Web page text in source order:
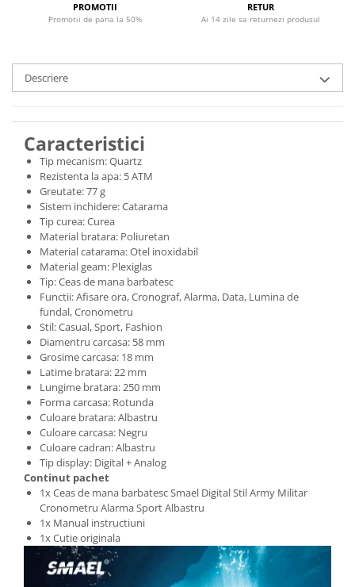
PROMOTII
Promotii de pana la 50%
RETUR
Ai 14 zile sa returnezi produsul
Descriere
Caracteristici
Tip mecanism: Quartz
Rezistenta la apa: 5 ATM
Greutate: 77 g
Sistem inchidere: Catarama
Tip curea: Curea
Material bratara: Poliuretan
Material catarama: Otel inoxidabil
Material geam: Plexiglas
Tip: Ceas de mana barbatesc
Functii: Afisare ora, Cronograf, Alarma, Data, Lumina de
fundal, Cronometru
Stil: Casual, Sport, Fashion
Diamentru carcasa: 58 mm
Grosime carcasa: 18 mm
Latime bratara: 22 mm
Lungime bratara: 250 mm
Forma carcasa: Rotunda
Culoare bratara: Albastru
Culoare carcasa: Negru
Culoare cadran: Albastru
Tip display: Digital + Analog
Continut pachet
1x Ceas de mana barbatesc Smael Digital Stil Army Militar
Cronometru Alarma Sport Albastru
1x Manual instructiuni
1x Cutie originala